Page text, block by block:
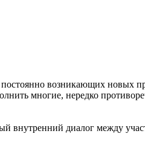
возникающих новых
многие, нередко
внутренний диалог между